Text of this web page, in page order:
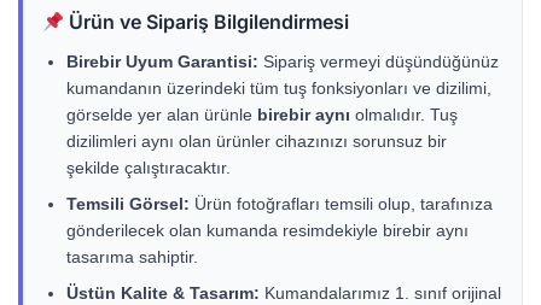
Ürün ve Sipariş Bilgilendirmesi
Birebir Uyum Garantisi: Sipariş vermeyi düşündüğünüz
kumandanın üzerindeki tüm tuş fonksiyonları ve dizilimi,
görselde yer alan ürünle birebir aynı olmalıdır. Tuş
dizilimleri aynı olan ürünler cihazınızı sorunsuz bir
şekilde çalıştıracaktır.
Temsili Görsel: Ürün fotoğrafları temsili olup, tarafınıza
gönderilecek olan kumanda resimdekiyle birebir aynı
tasarıma sahiptir.
Üstün Kalite & Tasarım: Kumandalarımız 1. sınıf orijinal